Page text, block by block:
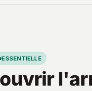
ESSENTIELLE